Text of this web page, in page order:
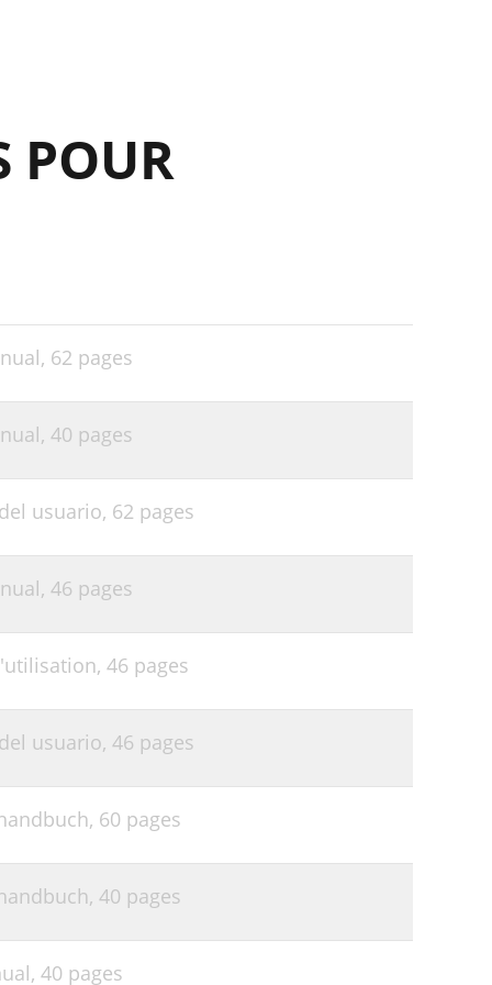
45
POUR
62 pages
40 pages
usuario, 62 pages
46 pages
46 pages
usuario, 46 pages
60 pages
40 pages
40 pages